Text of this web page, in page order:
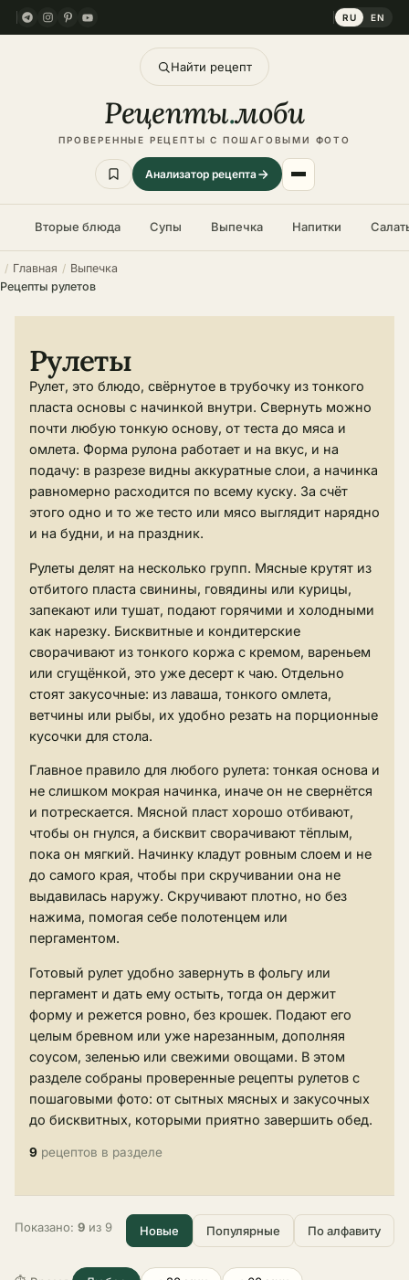
RU EN
Найти рецепт
Рецепты.моби
ПРОВЕРЕННЫЕ РЕЦЕПТЫ С ПОШАГОВЫМИ ФОТО
Анализатор рецепта
Вторые блюда Супы Выпечка Напитки
Главная
Выпечка
Рецепты рулетов
Рулеты
Рулет, это блюдо, свёрнутое в трубочку из тонкого
пласта основы с начинкой внутри. Свернуть можно
почти любую тонкую основу, от теста до мяса и
омлета. Форма рулона работает и на вкус, и на
подачу: в разрезе видны аккуратные слои, а начинка
равномерно расходится по всему куску. За счёт
этого одно и то же тесто или мясо выглядит нарядно
и на будни, и на праздник.
Рулеты делят на несколько групп. Мясные крутят из
отбитого пласта свинины, говядины или курицы,
запекают или тушат, подают горячими и холодными
как нарезку. Бисквитные и кондитерские
сворачивают из тонкого коржа с кремом, вареньем
или сгущёнкой, это уже десерт к чаю. Отдельно
стоят закусочные: из лаваша, тонкого омлета,
ветчины или рыбы, их удобно резать на порционные
кусочки для стола.
Главное правило для любого рулета: тонкая основа и
не слишком мокрая начинка, иначе он не свернётся
и потрескается. Мясной пласт хорошо отбивают,
чтобы он гнулся, а бисквит сворачивают тёплым,
пока он мягкий. Начинку кладут ровным слоем и не
до самого края, чтобы при скручивании она не
выдавилась наружу. Скручивают плотно, но без
нажима, помогая себе полотенцем или
пергаментом.
Готовый рулет удобно завернуть в фольгу или
пергамент и дать ему остыть, тогда он держит
форму и режется ровно, без крошек. Подают его
целым бревном или уже нарезанным, дополняя
соусом, зеленью или свежими овощами. В этом
разделе собраны проверенные рецепты рулетов с
пошаговыми фото: от сытных мясных и закусочных
до бисквитных, которыми приятно завершить обед.
9 рецептов в разделе
Показано: 9 из 9 Новые Популярные По алфавиту